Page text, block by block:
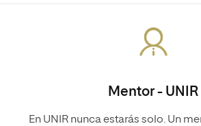
Mentor - UNIR
En UNIR nunca estarás solo. Un